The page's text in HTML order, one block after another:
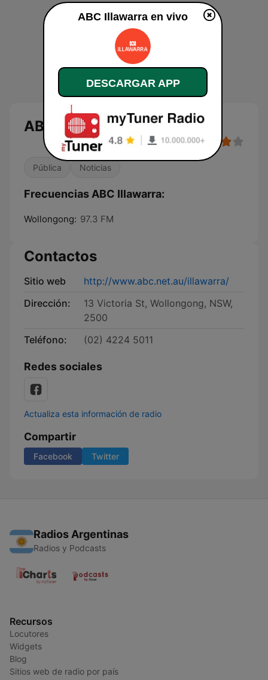
ABC Illawarra
Pública Noticias
Frecuencias ABC Illawarra:
Wollongong: 97.3 FM
Contactos
Sitio web
http://www.abc.net.au/illawarra/
Dirección:
13 Victoria St, Wollongong, NSW,
2500
Teléfono:
(02) 4224 5011
Redes sociales
Actualiza esta información de radio
Compartir
Facebook Twitter
Radios Argentinas
Radios y Podcasts
Recursos
Locutores
Widgets
Blog
Sitios web de radio por país
ABC Illawarra en vivo
DESCARGAR APP